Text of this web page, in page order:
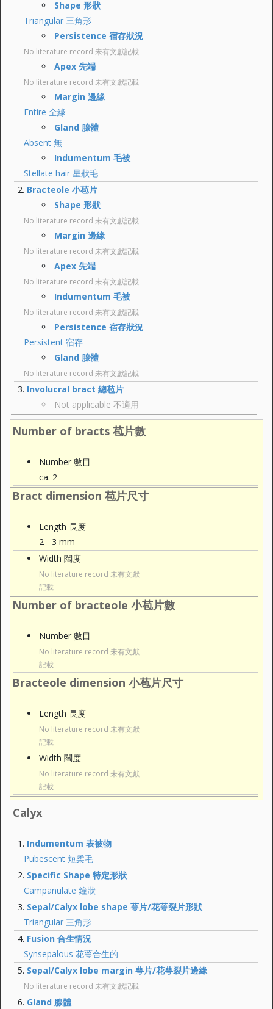
Shape 形狀
Triangular 三角形
Persistence 宿存狀況
No literature record 未有文獻記載
Apex 先端
No literature record 未有文獻記載
Margin 邊緣
Entire 全緣
Gland 腺體
Absent 無
Indumentum 毛被
Stellate hair 星狀毛
Bracteole 小苞片
Shape 形狀
No literature record 未有文獻記載
Margin 邊緣
No literature record 未有文獻記載
Apex 先端
No literature record 未有文獻記載
Indumentum 毛被
No literature record 未有文獻記載
Persistence 宿存狀況
Persistent 宿存
Gland 腺體
No literature record 未有文獻記載
Involucral bract 總苞片
Not applicable 不適用
Number of bracts 苞片數
Number 數目
ca. 2
Bract dimension 苞片尺寸
Length 長度
2 - 3 mm
Width 闊度
No literature record 未有文獻
記載
Number of bracteole 小苞片數
Number 數目
No literature record 未有文獻
記載
Bracteole dimension 小苞片尺寸
Length 長度
No literature record 未有文獻
記載
Width 闊度
No literature record 未有文獻
記載
Calyx
Indumentum 表被物
Pubescent 短柔毛
Specific Shape 特定形狀
Campanulate 鐘狀
Sepal/Calyx lobe shape 萼片/花萼裂片形狀
Triangular 三角形
Fusion 合生情況
Synsepalous 花萼合生的
Sepal/Calyx lobe margin 萼片/花萼裂片邊緣
No literature record 未有文獻記載
Gland 腺體